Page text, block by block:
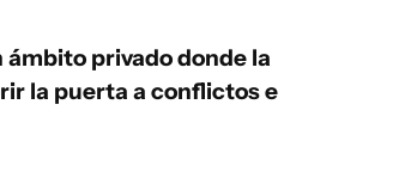
ámbito privado donde la
la puerta a conflictos e